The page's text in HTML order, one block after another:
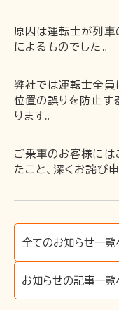
時刻･運賃
川跡駅
電鉄出雲市駅
原因は運転士が列車
によるものでした。
弊社では運転士全員
位置の誤りを防止す
ります。
ご乗車のお客様には
たこと、深くお詫び
全てのお知らせ一覧
お知らせの記事一覧